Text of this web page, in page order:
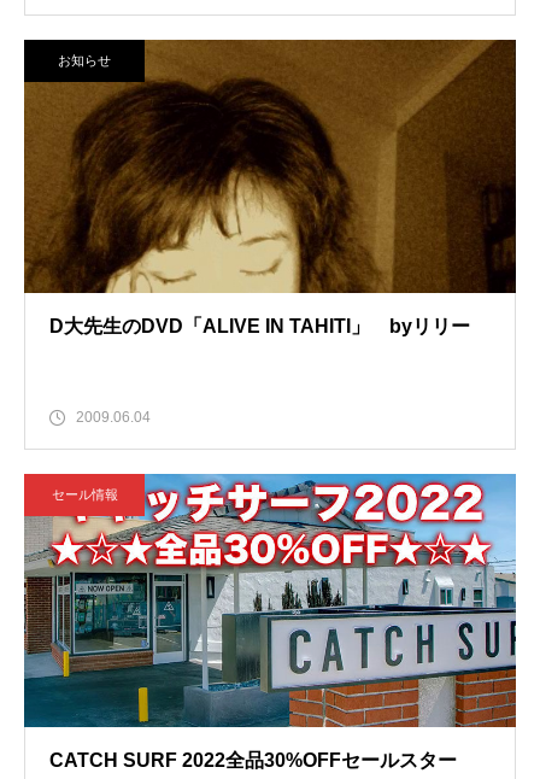
お知らせ
D大先生のDVD「ALIVE IN TAHITI」 byリリー
2009.06.04
セール情報
CATCH SURF 2022全品30%OFFセールスター